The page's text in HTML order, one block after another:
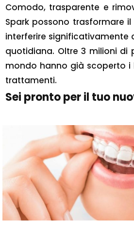
Comodo, trasparente e
Spark possono trasformare
interferire significativamente
quotidiana. Oltre 3 milioni di
mondo hanno già scoperto i
trattamenti.
Sei pronto per il tuo